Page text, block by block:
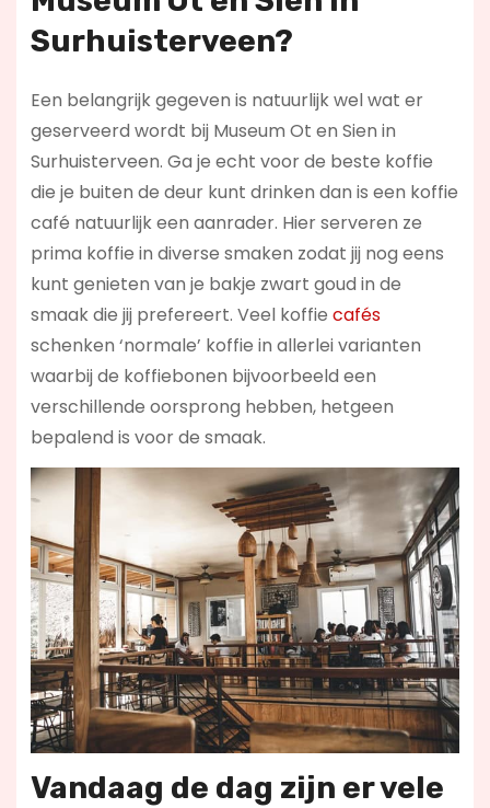
Surhuisterveen?
Een belangrijk gegeven is natuurlijk wel wat er
geserveerd wordt bij Museum Ot en Sien in
Surhuisterveen. Ga je echt voor de beste koffie
die je buiten de deur kunt drinken dan is een koffie
café natuurlijk een aanrader. Hier serveren ze
prima koffie in diverse smaken zodat jij nog eens
kunt genieten van je bakje zwart goud in de
smaak die jij prefereert. Veel koffie cafés
schenken ‘normale’ koffie in allerlei varianten
waarbij de koffiebonen bijvoorbeeld een
verschillende oorsprong hebben, hetgeen
bepalend is voor de smaak.
Vandaag de dag zijn er vele